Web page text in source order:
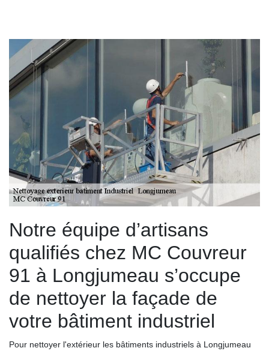
Notre équipe d’artisans
qualifiés chez MC Couvreur
91 à Longjumeau s’occupe
de nettoyer la façade de
votre bâtiment industriel
Pour nettoyer l'extérieur les bâtiments industriels à Longjumeau